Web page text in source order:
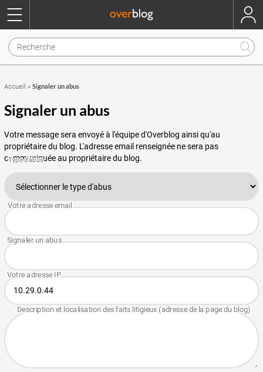
Accueil » Signaler un abus
Signaler un abus
Votre message sera envoyé à l'équipe d'Overblog ainsi qu'au
propriétaire du blog. L'adresse email renseignée ne sera pas
communiquée au propriétaire du blog.